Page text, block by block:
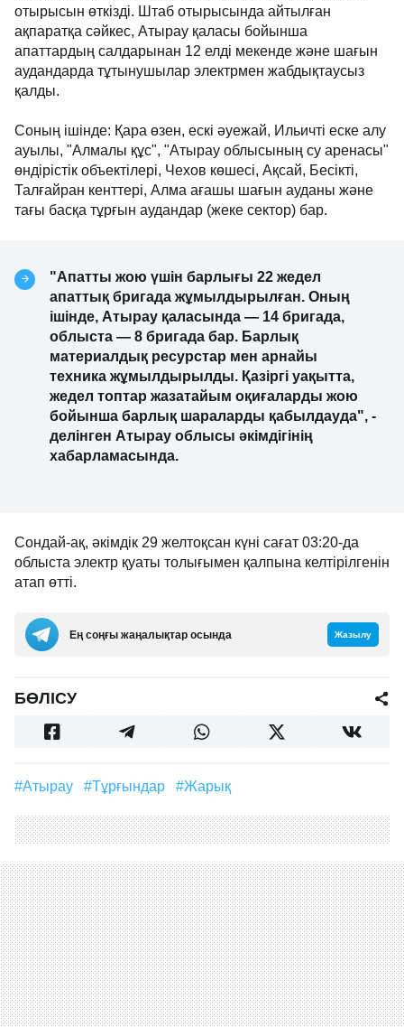
отырысын өткізді. Штаб отырысында айтылған
ақпаратқа сәйкес, Атырау қаласы бойынша
апаттардың салдарынан 12 елді мекенде және шағын
аудандарда тұтынушылар электрмен жабдықтаусыз
қалды.
Соның ішінде: Қара өзен, ескі әуежай, Ильичті еске алу
ауылы, "Алмалы құс", "Атырау облысының су аренасы"
өндірістік объектілері, Чехов көшесі, Ақсай, Бесікті,
Талғайран кенттері, Алма ағашы шағын ауданы және
тағы басқа тұрғын аудандар (жеке сектор) бар.
"Апатты жою үшін барлығы 22 жедел
апаттық бригада жұмылдырылған. Оның
ішінде, Атырау қаласында — 14 бригада,
облыста — 8 бригада бар. Барлық
материалдық ресурстар мен арнайы
техника жұмылдырылды. Қазіргі уақытта,
жедел топтар жазатайым оқиғаларды жою
бойынша барлық шараларды қабылдауда", -
делінген Атырау облысы әкімдігінің
хабарламасында.
Сондай-ақ, әкімдік 29 желтоқсан күні сағат 03:20-да
облыста электр қуаты толығымен қалпына келтірілгенін
атап өтті.
Ең соңғы жаңалықтар осында Жазылу
БӨЛІСУ
#Атырау #тұрғындар #жарық